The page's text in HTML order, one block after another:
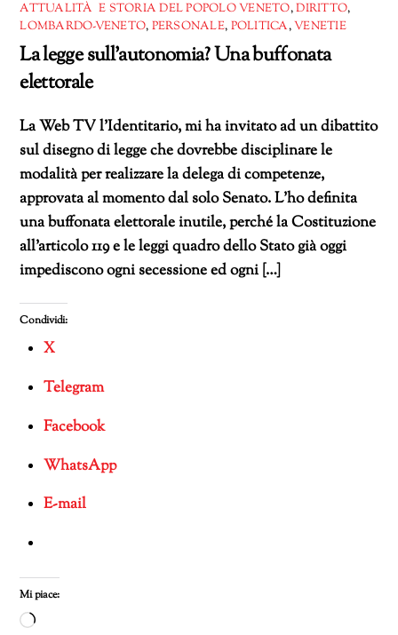
ATTUALITÀ E STORIA DEL POPOLO VENETO,DIRITTO,
LOMBARDO-VENETO, PERSONALE, POLITICA,VENETIE
La legge sull’autonomia? Una buffonata
elettorale
La Web TV l’Identitario, mi ha invitato ad un dibattito
sul disegno di legge che dovrebbe disciplinare le
modalità per realizzare la delega di competenze,
approvata al momento dal solo Senato. L’ho definita
una buffonata elettorale inutile, perché la Costituzione
all’articolo 119 e le leggi quadro dello Stato già oggi
impediscono ogni secessione ed ogni […]
Condividi:
X
Telegram
Facebook
WhatsApp
E-mail
Mi piace:
Caricamento